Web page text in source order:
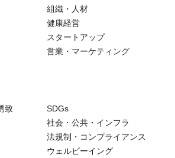
組織・人材
健康経営
スタートアップ
営業・マーケティング
致
SDGs
社会・公共・インフラ
法規制・コンプライアンス
ウェルビーイング